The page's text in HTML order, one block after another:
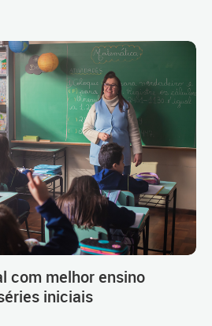
com melhor ensino
iniciais